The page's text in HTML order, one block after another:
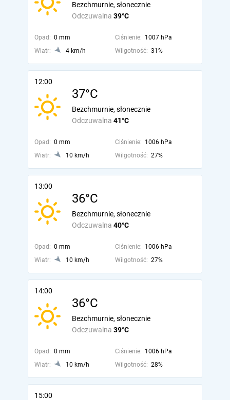
Odczuwalna 39°C
Bezchmurnie, słonecznie
Opad: 0 mm Ciśnienie: 1007 hPa
Wiatr:
4 km/h Wilgotność: 31%
12:00
37°C
Odczuwalna 41°C
Bezchmurnie, słonecznie
Opad: 0 mm Ciśnienie: 1006 hPa
Wiatr:
10 km/h Wilgotność: 27%
13:00
36°C
Odczuwalna 40°C
Bezchmurnie, słonecznie
Opad: 0 mm Ciśnienie: 1006 hPa
Wiatr:
10 km/h Wilgotność: 27%
14:00
36°C
Odczuwalna 39°C
Bezchmurnie, słonecznie
Opad: 0 mm Ciśnienie: 1006 hPa
Wiatr:
10 km/h Wilgotność: 28%
15:00